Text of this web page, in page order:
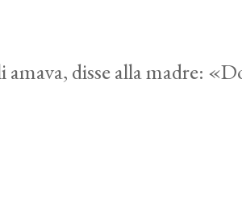
disse alla madre: